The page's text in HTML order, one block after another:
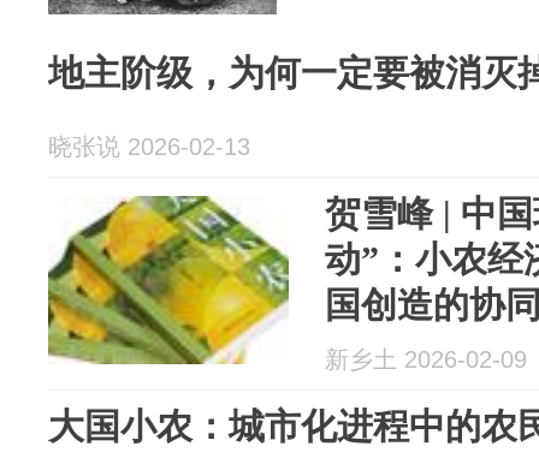
地主阶级，为何一定要被消灭
晓张说 2026-02-13
贺雪峰 | 中
动”：小农经
国创造的协
新乡土 2026-02-09
大国小农：城市化进程中的农